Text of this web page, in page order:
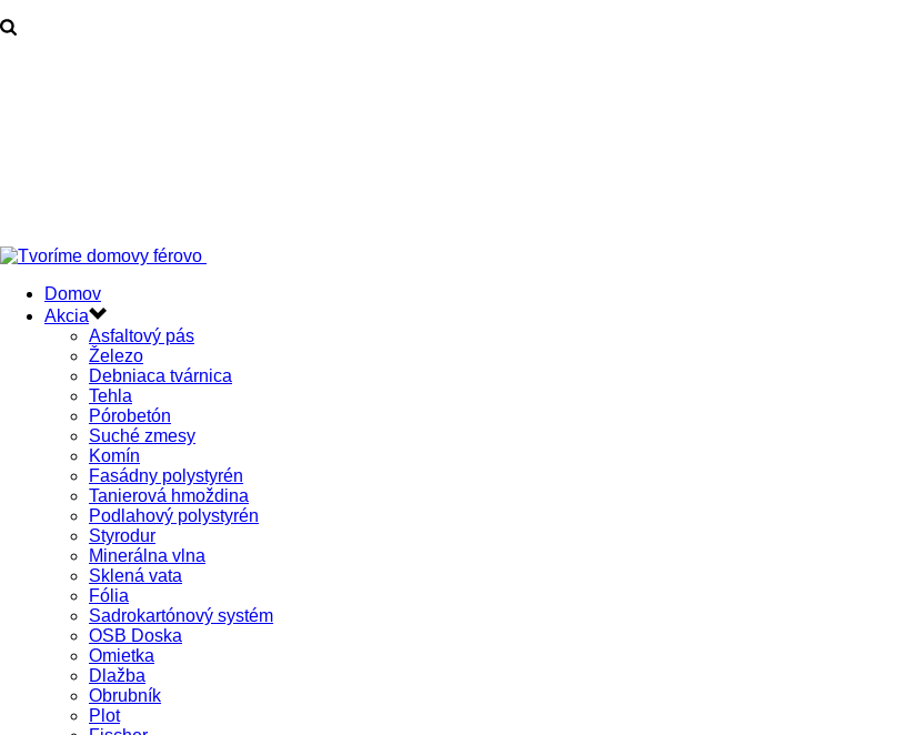
Domov
Akcia
Asfaltový pás
Železo
Debniaca tvárnica
Tehla
Pórobetón
Suché zmesy
Komín
Fasádny polystyrén
Tanierová hmoždina
Podlahový polystyrén
Styrodur
Minerálna vlna
Sklená vata
Fólia
Sadrokartónový systém
OSB Doska
Omietka
Dlažba
Obrubník
Plot